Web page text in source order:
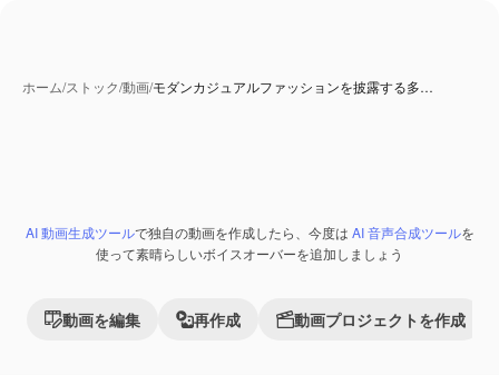
ホーム/ストック/動画/モダンカジュアルファッションを披露する多…
PremiumAI 生成コンテンツ
AI 動画生成ツールで独自の動画を作成したら、今度は AI 音声合成ツールを
使って素晴らしいボイスオーバーを追加しましょう
動画を編集 再作成 動画プロジェクトを作成